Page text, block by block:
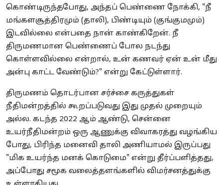
கொண்டிருந்தபோது, ​​அந்தப் பெண்ணை நோக்கி, "நீ
மங்களசூத்திரமும் (தாலி), பிண்டியும் (குங்குமமும்)
இடவில்லை என்பதை நான் காண்கிறேன். நீ
திருமணமான பெண்ணைப் போல நடந்து
கொள்ளவில்லை என்றால், உன் கணவர் ஏன் உன் மீது
அன்பு காட்ட வேண்டும்?" என்று கேட்டுள்ளார்.
திருமணம் தொடர்பான சர்ச்சை கருத்துகள்
நீதிமன்றத்தில் கூறப்படுவது இது முதல் முறையும்
அல்ல. கடந்த 2022 ஆம் ஆண்டு, சென்னை
உயர்நீதிமன்றம் ஒரு ஆணுக்கு விவாகரத்து வழங்கிய
போது, பிரிந்த மனைவி தாலி அணியாமல் இருப்பது
"மிக உயர்ந்த மனக் கொடுமை" என்று தீர்ப்பளித்தது,
அப்போது சமூக வலைத்தளங்களில் விமர்சனத்துக்கு